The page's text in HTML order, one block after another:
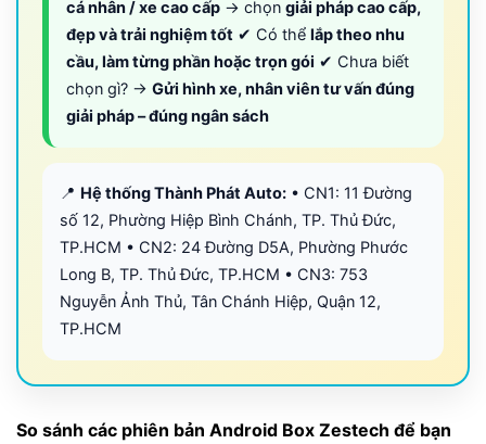
cá nhân / xe cao cấp → chọn giải pháp cao cấp,
đẹp và trải nghiệm tốt ✔ Có thể lắp theo nhu
cầu, làm từng phần hoặc trọn gói ✔ Chưa biết
chọn gì? → Gửi hình xe, nhân viên tư vấn đúng
giải pháp – đúng ngân sách
📍 Hệ thống Thành Phát Auto: • CN1: 11 Đường
số 12, Phường Hiệp Bình Chánh, TP. Thủ Đức,
TP.HCM • CN2: 24 Đường D5A, Phường Phước
Long B, TP. Thủ Đức, TP.HCM • CN3: 753
Nguyễn Ảnh Thủ, Tân Chánh Hiệp, Quận 12,
TP.HCM
So sánh các phiên bản Android Box Zestech để bạn